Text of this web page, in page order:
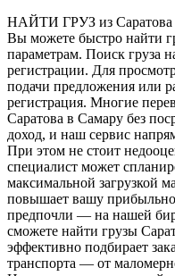
НАЙТИ ГРУЗ из Саратова
Вы можете быстро найти
параметрам. Поиск груза
регистрации. Для
подачи предложения или
регистрация. Многие
Саратова в Самару без
доход, и наш сервис
При этом не стоит
специалист может
максимальной загрузкой
повышает вашу
предпочли — на нашей
сможете найти грузы
эффективно подбирает
транспорта — от